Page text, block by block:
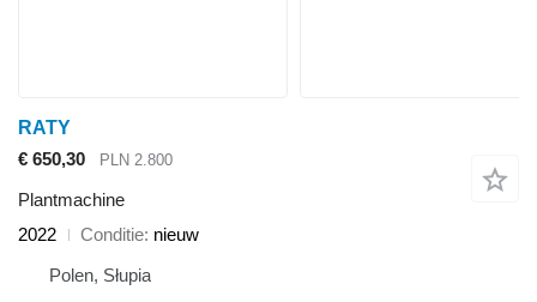
RATY
€ 650,30
PLN 2.800
Plantmachine
2022
Conditie nieuw
Polen, Słupia